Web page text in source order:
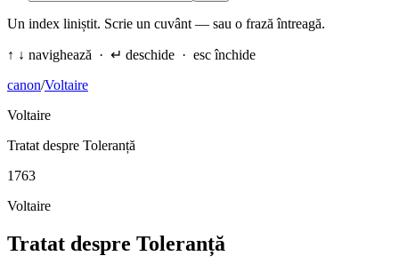
Un index liniștit. Scrie un cuvânt — sau o frază întreagă.
↑ ↓ navighează · ↵ deschide · esc închide
canon/Voltaire
Voltaire
Tratat despre Toleranță
1763
Voltaire
Tratat despre Toleranță